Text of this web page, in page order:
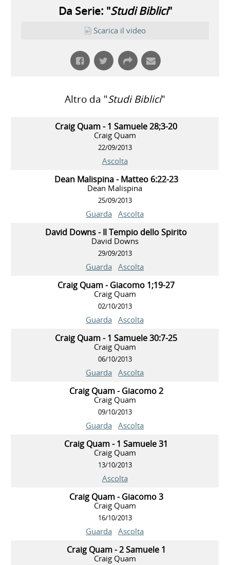
Da Serie: "Studi Biblici"
Scarica il video
Altro da "Studi Biblici"
Craig Quam - 1 Samuele 28;3-20
Craig Quam
22/09/2013
Ascolta
Dean Malispina - Matteo 6:22-23
Dean Malispina
25/09/2013
Guarda Ascolta
David Downs - Il Tempio dello Spirito
David Downs
29/09/2013
Guarda Ascolta
Craig Quam - Giacomo 1;19-27
Craig Quam
02/10/2013
Guarda Ascolta
Craig Quam - 1 Samuele 30:7-25
Craig Quam
06/10/2013
Guarda Ascolta
Craig Quam - Giacomo 2
Craig Quam
09/10/2013
Guarda Ascolta
Craig Quam - 1 Samuele 31
Craig Quam
13/10/2013
Ascolta
Craig Quam - Giacomo 3
Craig Quam
16/10/2013
Guarda Ascolta
Craig Quam - 2 Samuele 1
Craig Quam